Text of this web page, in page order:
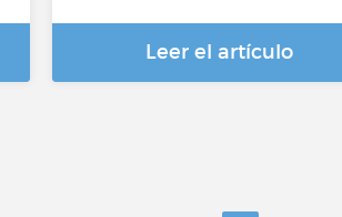
Leer el artículo